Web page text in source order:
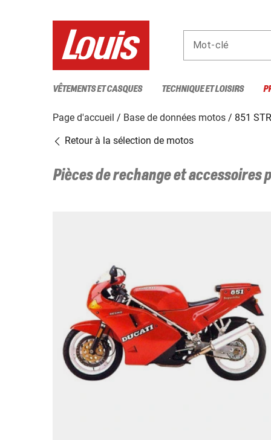
Mot-clé
VÊTEMENTS ET CASQUES TECHNIQUE ET LOISIRS
Page d'accueil Base de données motos
851
Retour à la sélection de motos
Pièces de rechange et accessoires